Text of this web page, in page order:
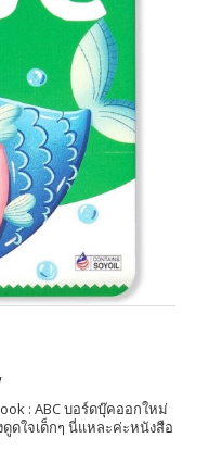
: ABC บอร์ดบุ๊คออกใหม่
ดใจเด็กๆ นี่แหละค่ะหนังสือ